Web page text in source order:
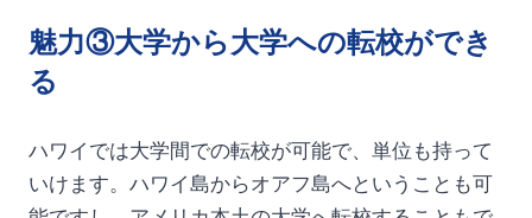
魅力③大学から大学への転校ができ
る
ハワイでは大学間での転校が可能で、単位も持って
いけます。ハワイ島からオアフ島へということも可